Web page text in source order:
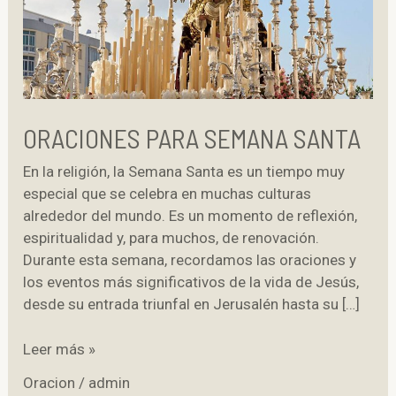
ORACIONES PARA SEMANA SANTA
En la religión, la Semana Santa es un tiempo muy
especial que se celebra en muchas culturas
alrededor del mundo. Es un momento de reflexión,
espiritualidad y, para muchos, de renovación.
Durante esta semana, recordamos las oraciones y
los eventos más significativos de la vida de Jesús,
desde su entrada triunfal en Jerusalén hasta su […]
Oraciones
semana
Leer más »
Oracion / admin